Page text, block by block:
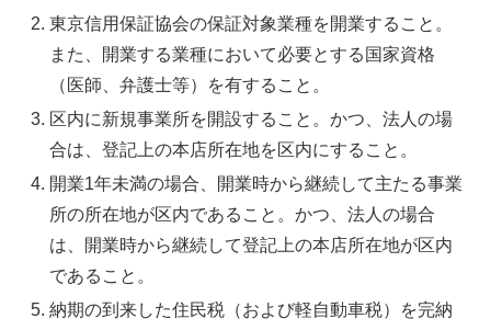
東京信用保証協会の保証対象業種を開業すること。
また、開業する業種において必要とする国家資格
（医師、弁護士等）を有すること。
区内に新規事業所を開設すること。かつ、法人の場
合は、登記上の本店所在地を区内にすること。
開業1年未満の場合、開業時から継続して主たる事業
所の所在地が区内であること。かつ、法人の場合
は、開業時から継続して登記上の本店所在地が区内
であること。
納期の到来した住民税（および軽自動車税）を完納